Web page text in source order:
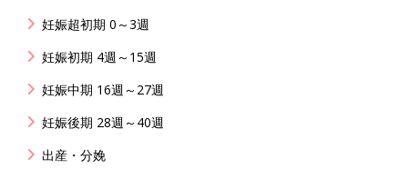
妊娠超初期 0～3週
妊娠初期 4週～15週
妊娠中期 16週～27週
妊娠後期 28週～40週
出産・分娩